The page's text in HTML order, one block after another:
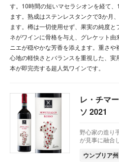
す。10時間の短いマセラシオンを経て
ます。熟成はステンレスタンクで3か月
ます。樽は一切使用せず、果実の純度
ネがワインに骨格を与え、グレケット
ニエが穏やかな芳香を添えます。重さ
心地の軽快さとバランスを重視した、
本が即完売する超人気ワインです。
レ・チマ
ソ 2021
野心家の造り
が見事に融合
ウンブリア州